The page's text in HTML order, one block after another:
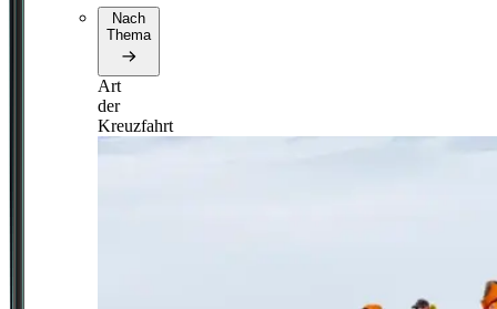
Nach
Thema
Art
der
Kreuzfahrt